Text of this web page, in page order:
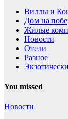
Виллы и
Дом на
Жилые
Новости
Отели
Разное
You missed
Новости